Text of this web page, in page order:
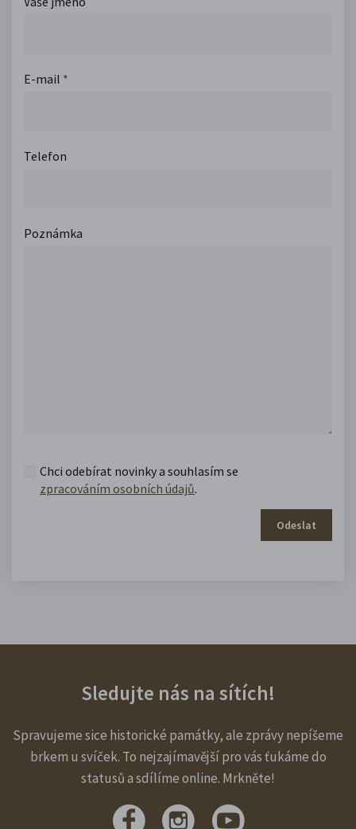
E-mail *
Telefon
Poznámka
Chci odebírat novinky a souhlasím se
zpracováním osobních údajů.
Odeslat
Sledujte nás na sítích!
Spravujeme sice historické památky, ale zprávy nepíšeme
brkem u svíček. To nejzajímavější pro vás ťukáme do
statusů a sdílíme online. Mrkněte!